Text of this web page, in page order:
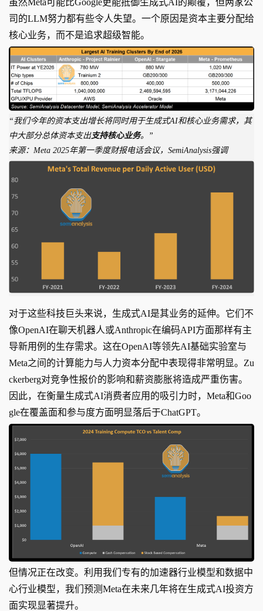
虽然Meta可能比Google更能抵御生成式AI的颠覆，但两家公
司的LLM努力都有些令人失望。一个原因是资本主要分配给
核心业务，而不是追求超级智能。
“我们今年的资本支出增长将同时用于生成式AI和核心业务需求，其
中大部分总体资本支出支持核心业务。”
来源：Meta 2025年第一季度财报电话会议，SemiAnalysis强调
对于这些科技巨头来说，生成式AI是其业务的延伸。它们不
像OpenAI在聊天机器人或Anthropic在编码API方面那样有主
导新用例的生存需求。这在OpenAI等领先AI基础实验室与
Meta之间的计算能力与人力资本分配中表现得非常明显。Zu
ckerberg对竞争性报价的影响和薪资膨胀将造成严重伤害。
因此，在衡量生成式AI消费者应用的吸引力时，Meta和Goo
gle在覆盖面和参与度方面明显落后于ChatGPT。
但情况正在改变。利用我们专有的加速器行业模型和数据中
心行业模型，我们预测Meta在未来几年将在生成式AI投资方
面实现显著提升。